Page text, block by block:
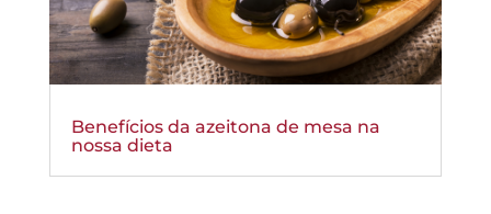
Benefícios da azeitona de mesa na
nossa dieta